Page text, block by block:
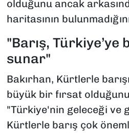
olduğunu ancak
haritasının
"Barış,
sunar"
Bakırhan, Kürtlerle
büyük bir fırsat
"Türkiye'nin geleceği ve
Kürtlerle barış çok